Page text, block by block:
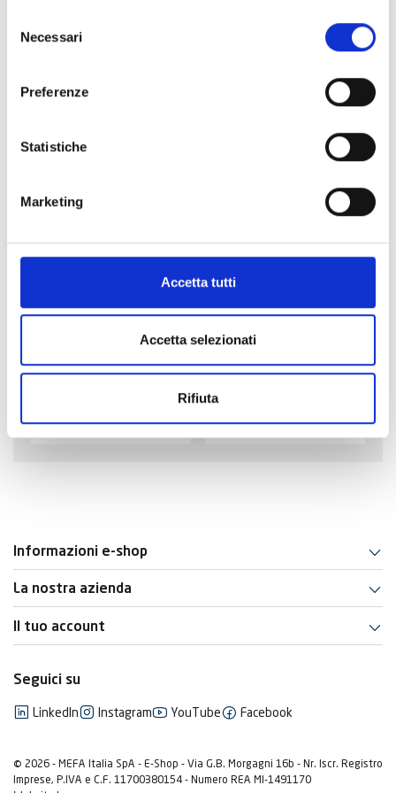
delNecessari
Preferenze
Statistiche
Marketing
Accetta tutti
Accetta selezionati
Rifiuta
Set per isolamento
Informazioni e-shop
La nostra azienda
Il tuo account
Seguici su
LinkedIn Instagram YouTube Facebook
© 2026 - MEFA Italia SpA - E-Shop - Via G.B. Morgagni 16b - Nr. Iscr. Registro
Imprese, P.IVA e C.F. 11700380154 - Numero REA MI-1491170